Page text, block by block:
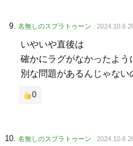
名無しのスプラトゥーン 2024.10.6
いやいや直後は
確かにラグがなかったよう
別な問題があるんじゃない
0
名無しのスプラトゥーン 2024.10.6